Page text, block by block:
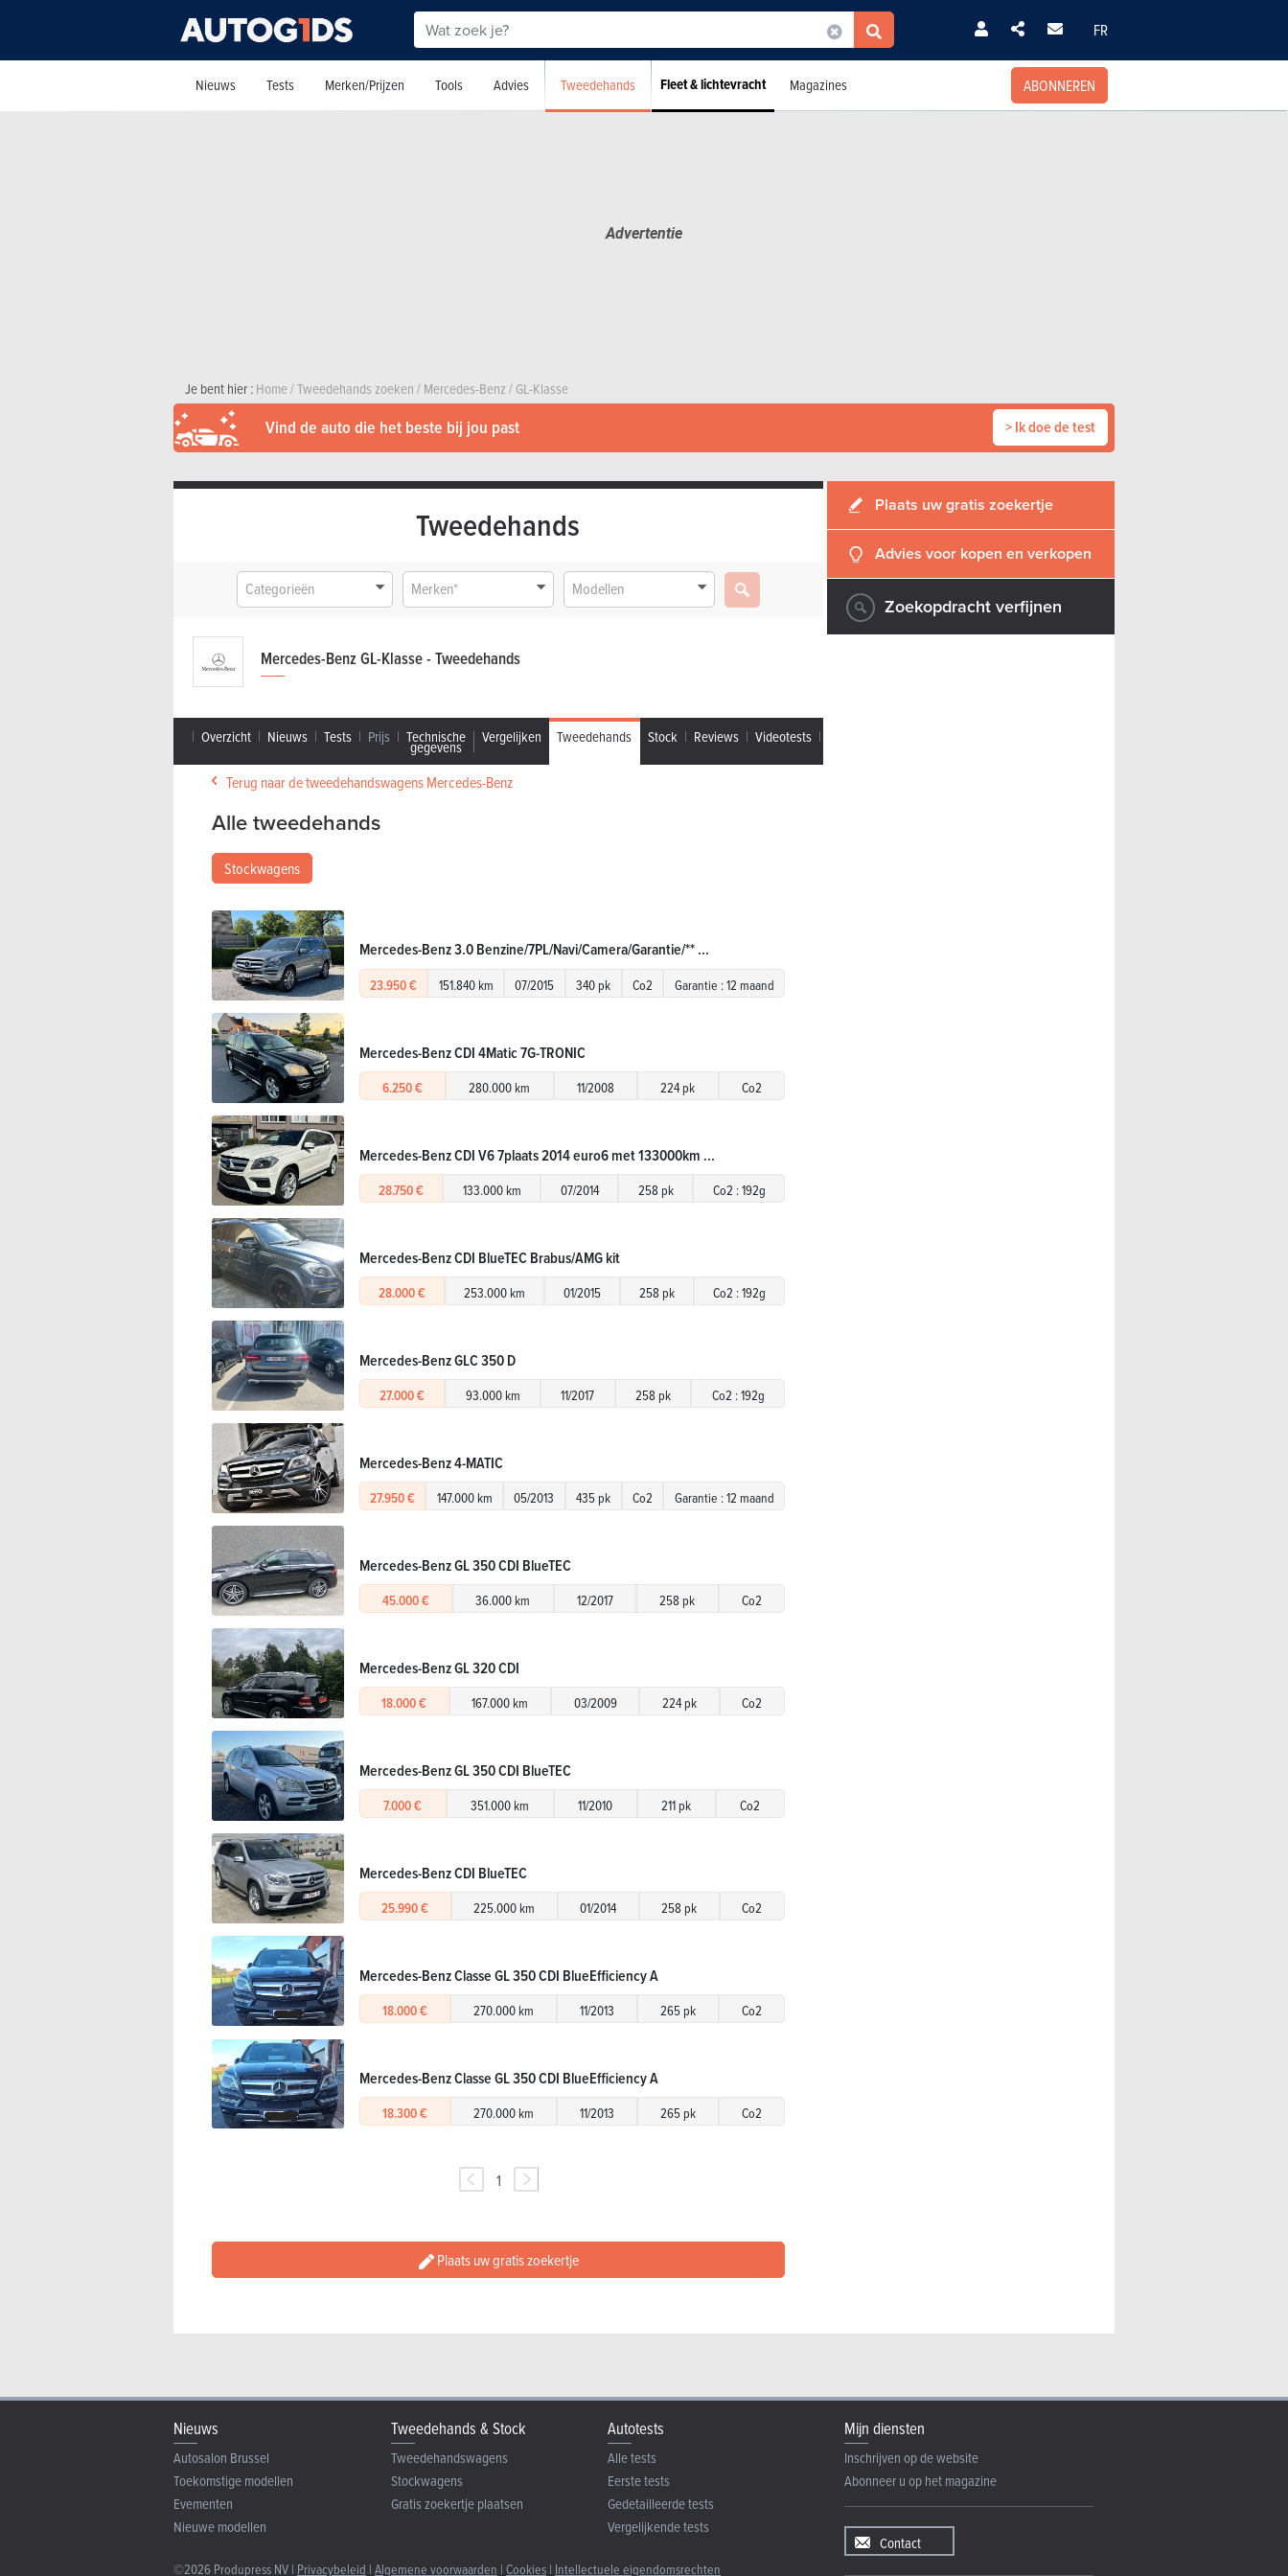
FR
Nieuws Tests Merken/Prijzen Tools Advies Tweedehands Fleet & lichtevracht Magazines ABONNEREN
Je bent hier :Home/Tweedehands zoeken/Mercedes-Benz/GL-Klasse
Vind de auto die het beste bij jou past > Ik doe de test
Tweedehands
Categorieën Merken* Modellen
Mercedes-Benz GL-Klasse - Tweedehands
Overzicht Nieuws Tests Prijs Technische
gegevens
Vergelijken Tweedehands Stock Reviews Videotests
Terug naar de tweedehandswagens Mercedes-Benz
Alle tweedehands
Stockwagens
Mercedes-Benz 3.0 Benzine/7PL/Navi/Camera/Garantie/** ...
23.950 € 151.840 km 07/2015 340 pk Co2 Garantie : 12 maand
Mercedes-Benz CDI 4Matic 7G-TRONIC
6.250 € 280.000 km 11/2008 224 pk Co2
Mercedes-Benz CDI V6 7plaats 2014 euro6 met 133000km ...
28.750 € 133.000 km 07/2014 258 pk Co2 : 192g
Mercedes-Benz CDI BlueTEC Brabus/AMG kit
28.000 € 253.000 km 01/2015 258 pk Co2 : 192g
Mercedes-Benz GLC 350 D
27.000 € 93.000 km 11/2017 258 pk Co2 : 192g
Mercedes-Benz 4-MATIC
27.950 € 147.000 km 05/2013 435 pk Co2 Garantie : 12 maand
Mercedes-Benz GL 350 CDI BlueTEC
45.000 € 36.000 km 12/2017 258 pk Co2
Mercedes-Benz GL 320 CDI
18.000 € 167.000 km 03/2009 224 pk Co2
Mercedes-Benz GL 350 CDI BlueTEC
7.000 € 351.000 km 11/2010 211 pk Co2
Mercedes-Benz CDI BlueTEC
25.990 € 225.000 km 01/2014 258 pk Co2
Mercedes-Benz Classe GL 350 CDI BlueEfficiency A
18.000 € 270.000 km 11/2013 265 pk Co2
Mercedes-Benz Classe GL 350 CDI BlueEfficiency A
18.300 € 270.000 km 11/2013 265 pk Co2
1
Plaats uw gratis zoekertje
Plaats uw gratis zoekertje
Advies voor kopen en verkopen
Zoekopdracht verfijnen
Nieuws
Autosalon Brussel
Toekomstige modellen
Evementen
Nieuwe modellen
Tweedehands & Stock
Tweedehandswagens
Stockwagens
Gratis zoekertje plaatsen
Autotests
Alle tests
Eerste tests
Gedetailleerde tests
Vergelijkende tests
©2026 Produpress NV | Privacybeleid | Algemene voorwaarden | Cookies | Intellectuele eigendomsrechten
Mijn diensten
Inschrijven op de website
Abonneer u op het magazine
Contact